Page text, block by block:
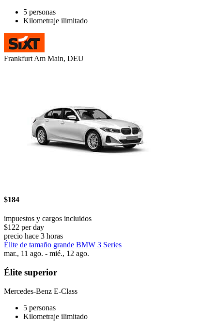
5 personas
Kilometraje ilimitado
Frankfurt Am Main, DEU
$184
impuestos y cargos incluidos
$122 per day
precio hace 3 horas
Élite de tamaño grande BMW 3 Series
mar., 11 ago. - mié., 12 ago.
Élite superior
Mercedes-Benz E-Class
5 personas
Kilometraje ilimitado